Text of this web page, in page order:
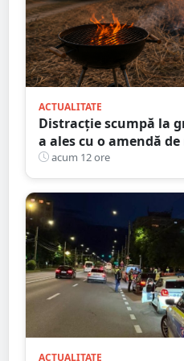
ACTUALITATE
Distracție scumpă la
a ales cu o amendă
acum 12 ore
ACTUALITATE